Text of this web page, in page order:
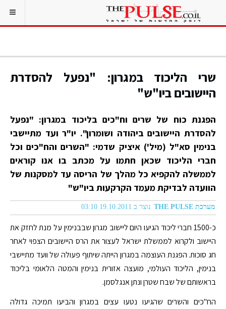
שרי הליכוד במגרון: "נפעל להסדרת
היישובים ביו"ש"
הפגנת כוח של שרים וח"כים בליכוד במגרון: "נפעל
להסדרת היישובים ביהודה ושומרון". יו"ר ועד מתיישבי
בנימין סא"ל (מיל') איציק שדמי: "השרים והח"כים וכל
חברי הליכוד שכאן חתמו על מכתב בו אנו קוראים
לממשלה להקפיא כל מהלך של הריסה עד למסקנות של
הוועדה לבדיקת מעמד הקרקעות ביו"ש"
מערכת THE PULSE נוצר ב 19.10.2011 03:10
כ-1500 חברי ליכוד הגיעו היום ליישוב מגרון שבבנימין על מנת לחזק את
היישוב ולקרוא לממשלת ישראל לעצור את הרס היישובים הצפוי לאחר
חג סוכות. הפגנת העוצמה במגרון הייתה שיתוף פעולה של וועד מתיישבי
בנימין, הליכוד העולמי, מועצה אזורית בנימין והמטה הלאומי בליכוד
בראשותם של שבח שטרן ונתן אנגלסמן.
הח"כים והשרים שהגיעו נטעו עצים במגרון והביעו תמיכה גדולה